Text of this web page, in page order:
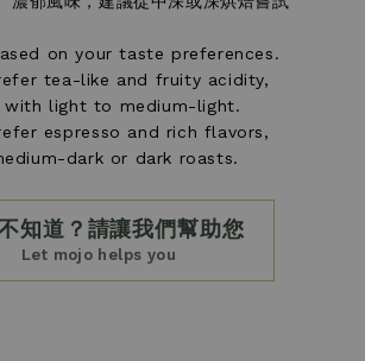
on your taste preferences.
tea-like and fruity acidity,
light to medium-light.
espresso and rich flavors,
dark or dark roasts.
知道？請讓我們幫助您
Let mojo helps you